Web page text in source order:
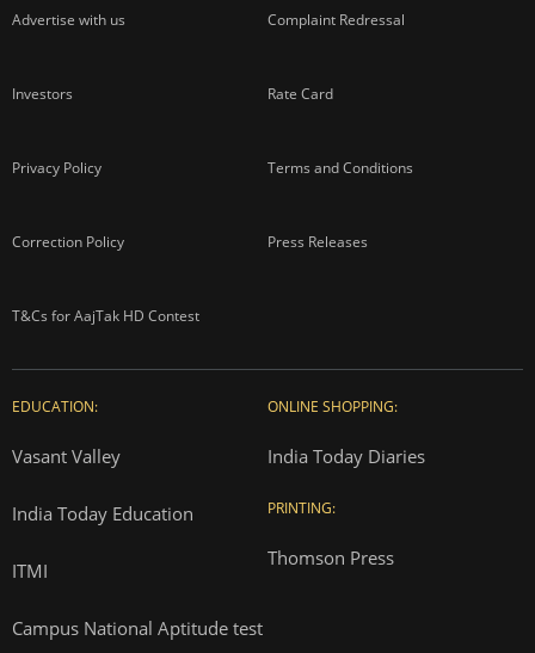
Advertise with us Complaint Redressal
Investors Rate Card
Privacy Policy Terms and Conditions
Correction Policy Press Releases
T&Cs for AajTak HD Contest
EDUCATION:
Vasant Valley
India Today Education
ITMI
Campus National Aptitude test
ONLINE SHOPPING:
India Today Diaries
PRINTING:
Thomson Press